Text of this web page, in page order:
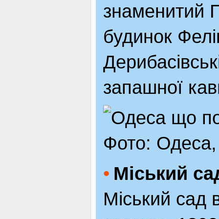
знаменитий
будинок
запашної
Фото: Одеса,
Міський
Міський сад